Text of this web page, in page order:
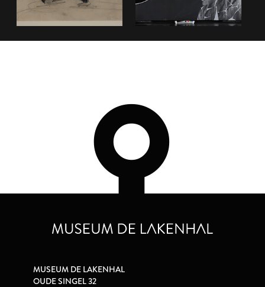
MUSEUM DE LAKENHAL
OUDE SINGEL 32